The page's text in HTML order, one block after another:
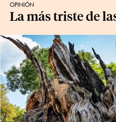
OPINIÓN
La más triste de